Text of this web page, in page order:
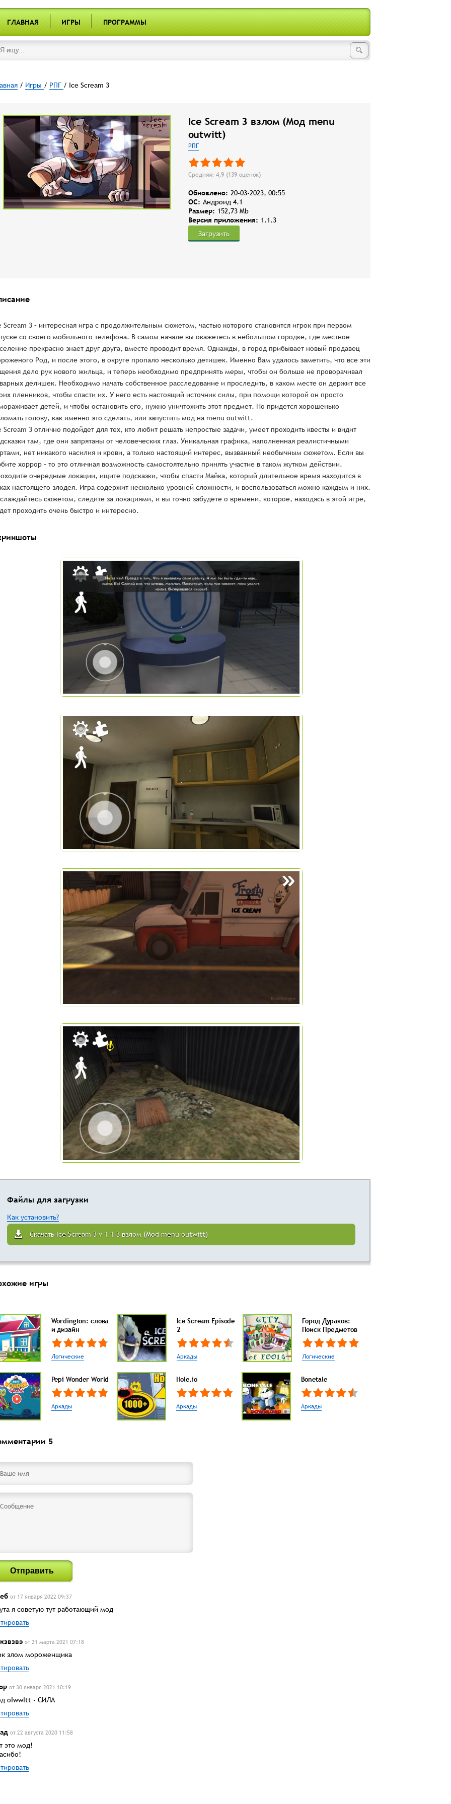
ГЛАВНАЯ ИГРЫ ПРОГРАММЫ
/ Игры / РПГ / Ice Scream 3
Ice Scream 3 взлом (Мод menu
outwitt)
РПГ
Средняя: 4,9 (139оценок)
Обновлено: 20-03-2023, 00:55
OC: Андроид 4.1
Размер: 152,73 Mb
Версия приложения: 1.1.3
Загрузить
Scream 3 – интересная игра с продолжительным сюжетом, частью которого становится игрок при первом
со своего мобильного телефона. В самом начале вы окажетесь в небольшом городке, где местное
прекрасно знает друг друга, вместе проводит время. Однажды, в город прибывает новый продавец
Род, и после этого, в округе пропало несколько детишек. Именно Вам удалось заметить, что все эти
дело рук нового жильца, и теперь необходимо предпринять меры, чтобы он больше не проворачивал
делишек. Необходимо начать собственное расследование и проследить, в каком месте он держит все
пленников, чтобы спасти их. У него есть настоящий источник силы, при помощи которой он просто
детей, и чтобы остановить его, нужно уничтожить этот предмет. Но придется хорошенько
голову, как именно это сделать, или запустить мод на menu outwitt.
Scream 3 отлично подойдет для тех, кто любит решать непростые задачи, умеет проходить квесты и видит
там, где они запрятаны от человеческих глаз. Уникальная графика, наполненная реалистичными
нет никакого насилия и крови, а только настоящий интерес, вызванный необычным сюжетом. Если вы
хоррор – то это отличная возможность самостоятельно принять участие в таком жутком действии.
очередные локации, ищите подсказки, чтобы спасти Майка, который длительное время находится в
настоящего злодея. Игра содержит несколько уровней сложности, и воспользоваться можно каждым и них.
сюжетом, следите за локациями, и вы точно забудете о времени, которое, находясь в этой игре,
проходить очень быстро и интересно.
Файлы для загрузки
Как установить?
Скачать Ice Scream 3 v 1.1.3 взлом (Mod menu outwitt)
игры
Wordington: слова
и дизайн
Логические
Ice Scream Episode
2
Аркады
Город Дураков:
Поиск Предметов
Логические
Pepi Wonder World
Аркады
Hole.io
Аркады
Bonetale
Аркады
5
Отправить
от 17 января 2022 09:37
я советую тут работающий мод
от 21 марта 2021 07:18
злом мороженщика
от 30 января 2021 10:19
oIwwItt - СИЛА
от 22 августа 2020 11:58
это мод!